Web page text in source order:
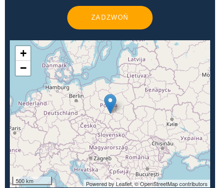
ZADZWOŃ
+
−
500 km Powered by Leaflet,© OpenStreetMap contributors